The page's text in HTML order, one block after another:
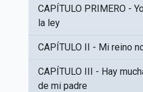
CAPÍTULO PRIMERO -
la ley
CAPÍTULO II - Mi reino
CAPÍTULO III - Hay
de mi padre